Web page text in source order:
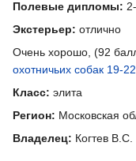
Полевые дипломы:
Экстерьер: отлично
Очень хорошо, (92
охотничьих собак 19-
Класс: элита
Регион: Московская
Владелец: Когтев В.С.